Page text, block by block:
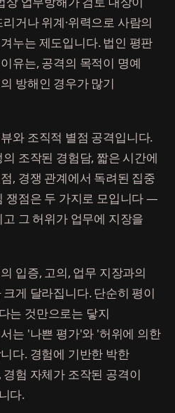
거나 위계·위력으로 사람의
누는 제도입니다. 법인 평판
유는, 공격의 목적이 명예
방해인 경우가 많기
와 조직적 별점 공격입니다.
조작된 경험담, 짧은 시간에
, 경쟁 관계에서 독려된 집중
쟁점은 두 가지로 모입니다 —
그 허위가 업무에 지장을
입증, 고의, 업무 지장과의
게 달라집니다. 단순히 평이
는 것만으로는 닿지
는 '나쁜 평가'와 '허위에 의한
다. 경험에 기반한 박한
험 자체가 조작된 공격이
다.